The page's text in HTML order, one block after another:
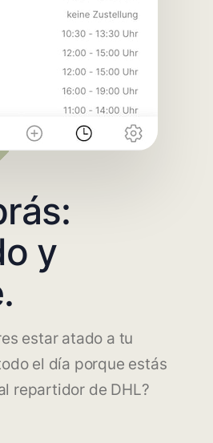
y
estar atado a tu
el día porque estás
repartidor de DHL?